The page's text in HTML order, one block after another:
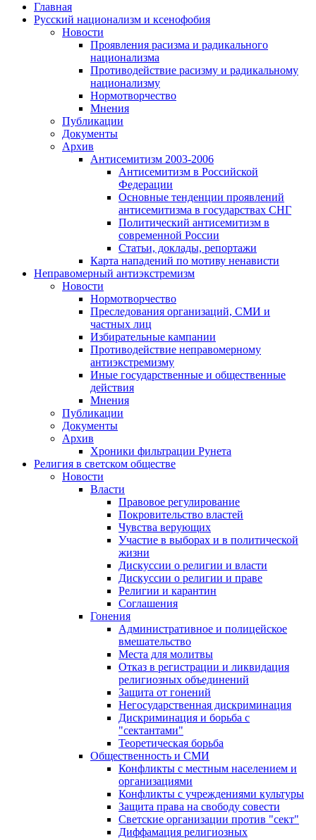
Главная
Русский национализм и ксенофобия
Новости
Проявления расизма и радикального
национализма
Противодействие расизму и радикальному
национализму
Нормотворчество
Мнения
Публикации
Документы
Архив
Антисемитизм 2003-2006
Антисемитизм в Российской
Федерации
Основные тенденции проявлений
антисемитизма в государствах СНГ
Политический антисемитизм в
современной России
Статьи, доклады, репортажи
Карта нападений по мотиву ненависти
Неправомерный антиэкстремизм
Новости
Нормотворчество
Преследования организаций, СМИ и
частных лиц
Избирательные кампании
Противодействие неправомерному
антиэкстремизму
Иные государственные и общественные
действия
Мнения
Публикации
Документы
Архив
Хроники фильтрации Рунета
Религия в светском обществе
Новости
Власти
Правовое регулирование
Покровительство властей
Чувства верующих
Участие в выборах и в политической
жизни
Дискуссии о религии и власти
Дискуссии о религии и праве
Религии и карантин
Соглашения
Гонения
Административное и полицейское
вмешательство
Места для молитвы
Отказ в регистрации и ликвидация
религиозных объединений
Защита от гонений
Негосударственная дискриминация
Дискриминация и борьба с
"сектантами"
Теоретическая борьба
Общественность и СМИ
Конфликты с местным населением и
организациями
Конфликты с учреждениями культуры
Защита права на свободу совести
Светские организации против "сект"
Диффамация религиозных